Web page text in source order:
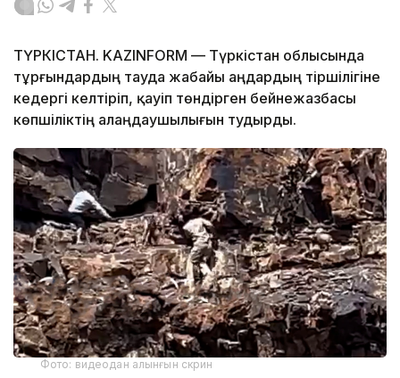
ТҮРКІСТАН. KAZINFORM — Түркістан облысында
тұрғындардың тауда жабайы аңдардың тіршілігіне
кедергі келтіріп, қауіп төндірген бейнежазбасы
көпшіліктің алаңдаушылығын тудырды.
Фото: видеодан алынғын скрин